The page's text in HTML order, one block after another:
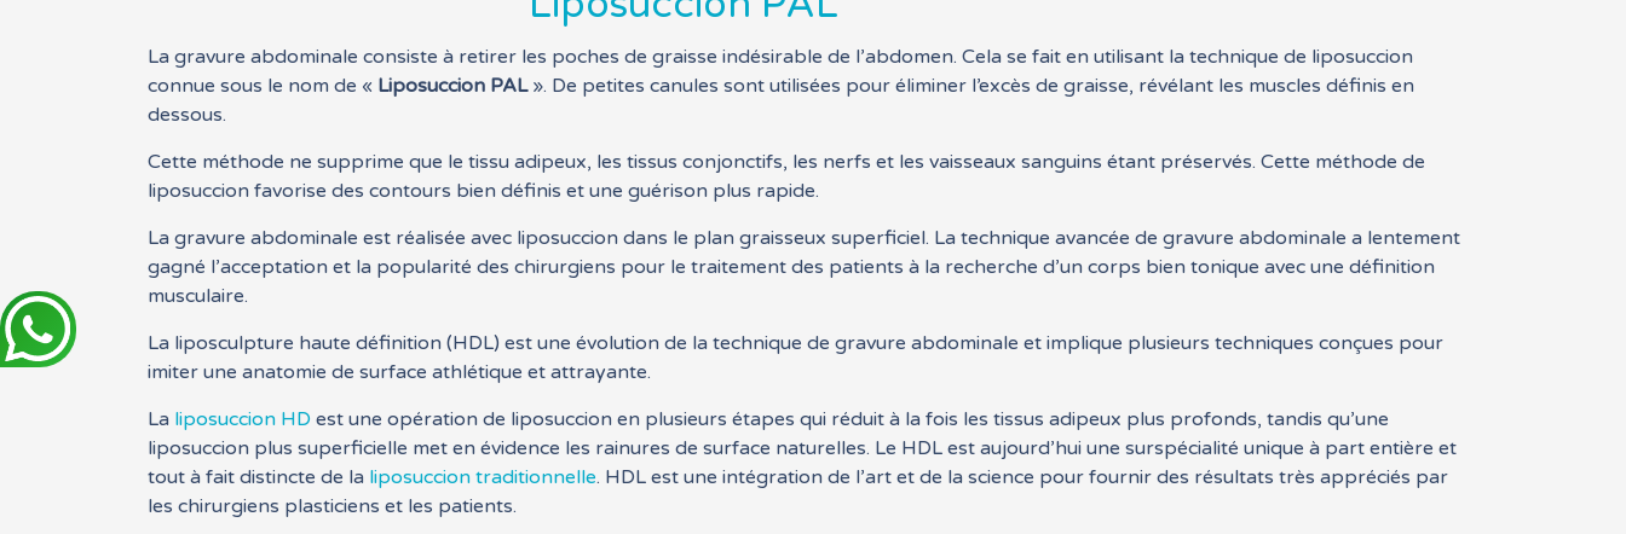
La gravure abdominale consiste à retirer les poches de graisse indésirable de l’abdomen. Cela se fait en utilisant la technique de liposuccion
connue sous le nom de « Liposuccion PAL». De petites canules sont utilisées pour éliminer l’excès de graisse, révélant les muscles définis en
dessous.
Cette méthode ne supprime que le tissu adipeux, les tissus conjonctifs, les nerfs et les vaisseaux sanguins étant préservés. Cette méthode de
liposuccion favorise des contours bien définis et une guérison plus rapide.
La gravure abdominale est réalisée avec liposuccion dans le plan graisseux superficiel. La technique avancée de gravure abdominale a lentement
gagné l’acceptation et la popularité des chirurgiens pour le traitement des patients à la recherche d’un corps bien tonique avec une définition
musculaire.
La liposculpture haute définition (HDL) est une évolution de la technique de gravure abdominale et implique plusieurs techniques conçues pour
imiter une anatomie de surface athlétique et attrayante.
La liposuccion HD est une opération de liposuccion en plusieurs étapes qui réduit à la fois les tissus adipeux plus profonds, tandis qu’une
liposuccion plus superficielle met en évidence les rainures de surface naturelles. Le HDL est aujourd’hui une surspécialité unique à part entière et
tout à fait distincte de la liposuccion traditionnelle. HDL est une intégration de l’art et de la science pour fournir des résultats très appréciés par
les chirurgiens plasticiens et les patients.